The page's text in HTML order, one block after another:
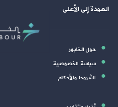
العودة إلى الأعلى
حول الخابور
سياسة الخصوصية
الشروط والأحكام